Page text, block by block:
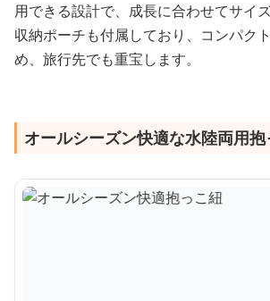
用できる設計で、成長に合わせてサイ
収納ポーチも付属しており、コンパク
め、旅行先でも重宝します。
オールシーズン快適な水陸両用